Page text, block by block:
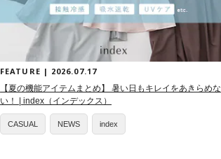
FEATURE | 2026.07.17
【夏の機能アイテムまとめ】 暑い日もキレイをあきらめな
い！ | index（インデックス）
CASUAL NEWS index